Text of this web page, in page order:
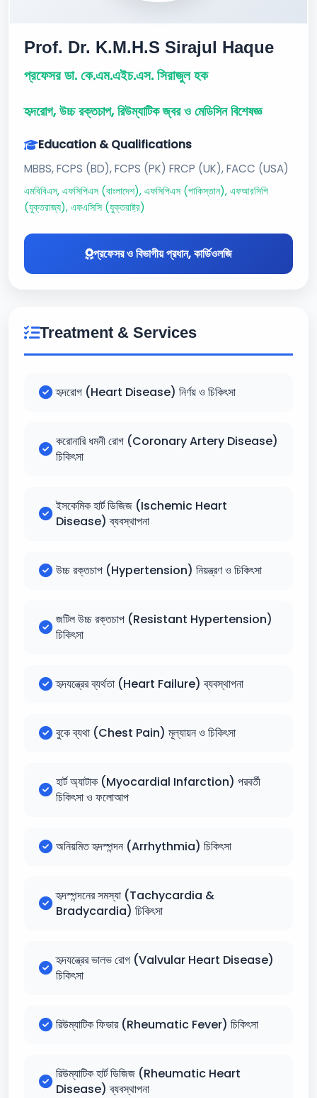
Prof. Dr. K.M.H.S Sirajul Haque
প্রফেসর ডা. কে.এম.এইচ.এস. সিরাজুল হক
হৃদরোগ, উচ্চ রক্তচাপ, রিউম্যাটিক জ্বর ও মেডিসিন বিশেষজ্ঞ
Education & Qualifications
MBBS, FCPS (BD), FCPS (PK) FRCP (UK), FACC (USA)
এমবিবিএস, এফসিপিএস (বাংলাদেশ), এফসিপিএস (পাকিস্তান), এফআরসিপি
(যুক্তরাজ্য), এফএসিসি (যুক্তরাষ্ট্র)
প্রফেসর ও বিভাগীয় প্রধান, কার্ডিওলজি
Treatment & Services
হৃদরোগ (Heart Disease) নির্ণয় ও চিকিৎসা
করোনারি ধমনী রোগ (Coronary Artery Disease)
চিকিৎসা
ইসকেমিক হার্ট ডিজিজ (Ischemic Heart
Disease) ব্যবস্থাপনা
উচ্চ রক্তচাপ (Hypertension) নিয়ন্ত্রণ ও চিকিৎসা
জটিল উচ্চ রক্তচাপ (Resistant Hypertension)
চিকিৎসা
হৃদযন্ত্রের ব্যর্থতা (Heart Failure) ব্যবস্থাপনা
বুকে ব্যথা (Chest Pain) মূল্যায়ন ও চিকিৎসা
হার্ট অ্যাটাক (Myocardial Infarction) পরবর্তী
চিকিৎসা ও ফলোআপ
অনিয়মিত হৃদস্পন্দন (Arrhythmia) চিকিৎসা
হৃদস্পন্দনের সমস্যা (Tachycardia &
Bradycardia) চিকিৎসা
হৃদযন্ত্রের ভালভ রোগ (Valvular Heart Disease)
চিকিৎসা
রিউম্যাটিক ফিভার (Rheumatic Fever) চিকিৎসা
রিউম্যাটিক হার্ট ডিজিজ (Rheumatic Heart
Disease) ব্যবস্থাপনা